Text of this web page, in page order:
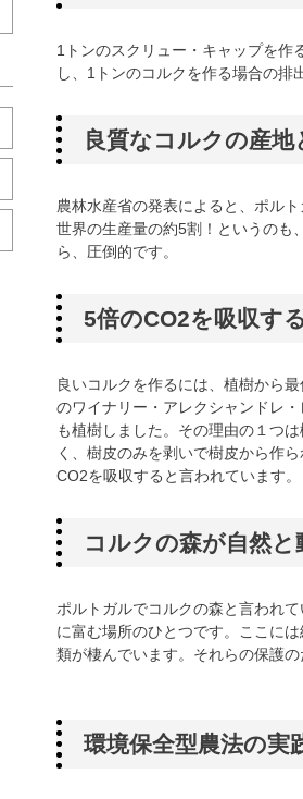
1トンのスクリュー・キャップを作
し、1トンのコルクを作る場合の排
良質なコルクの産
農林水産省の発表によると、ポル
世界の生産量の約5割！というのも
ら、圧倒的です。
5倍のCO2を吸収す
良いコルクを作るには、植樹から
のワイナリー・アレクシャンドレ
も植樹しました。その理由の１つ
く、樹皮のみを剥いで樹皮から作
CO2を吸収すると言われています。
コルクの森が自然
ポルトガルでコルクの森と言われ
に富む場所のひとつです。ここに
類が棲んでいます。それらの保護
環境保全型農法の実